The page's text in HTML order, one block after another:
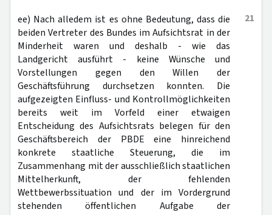
21
ee) Nach alledem ist es ohne Bedeutung, dass die
beiden Vertreter des Bundes im Aufsichtsrat in der
Minderheit waren und deshalb - wie das
Landgericht ausführt - keine Wünsche und
Vorstellungen gegen den Willen der
Geschäftsführung durchsetzen konnten. Die
aufgezeigten Einfluss- und Kontrollmöglichkeiten
bereits weit im Vorfeld einer etwaigen
Entscheidung des Aufsichtsrats belegen für den
Geschäftsbereich der PBDE eine hinreichend
konkrete staatliche Steuerung, die im
Zusammenhang mit der ausschließlich staatlichen
Mittelherkunft, der fehlenden
Wettbewerbssituation und der im Vordergrund
stehenden öffentlichen Aufgabe der